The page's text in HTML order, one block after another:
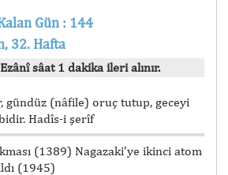
Gün : 144
32. Hafta
sâat 1 dakika ileri alınır.
gündüz (nâfile) oruç tutup, geceyi
Hadîs-i şerîf
(1389) Nagazaki’ye ikinci atom
(1945)